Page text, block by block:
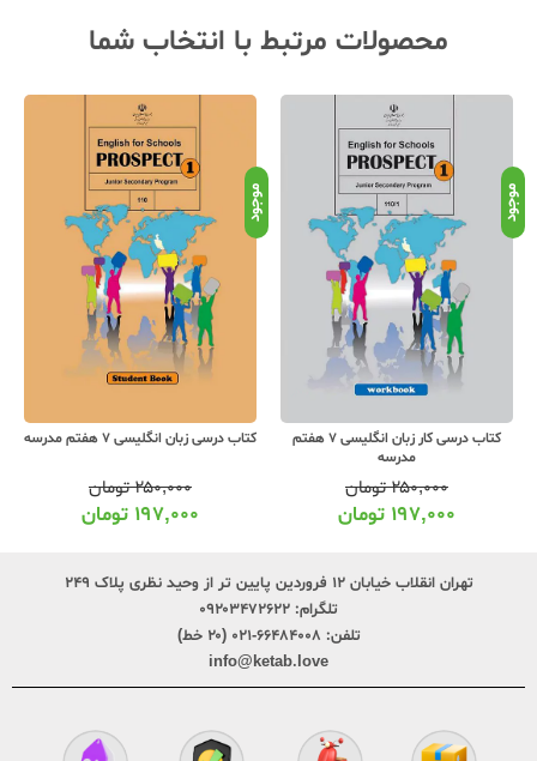
محصولات مرتبط با انتخاب شما
موجود
کتاب درسی کار زبان انگلیسی 7 هفتم
مدرسه
۲۵۰,۰۰۰تومان
۱۹۷,۰۰۰ تومان
موجود
کتاب درسی زبان انگلیسی 7 هفتم مدرسه
۲۵۰,۰۰۰تومان
۱۹۷,۰۰۰ تومان
تهران انقلاب خیابان ۱۲ فروردین پایین تر از وحید نظری پلاک ۲۴۹
تلگرام: ۰۹۲۰۳۴۷۲۶۲۲
تلفن: ۶۶۴۸۴۰۰۸-۰۲۱ (۲۰ خط)
info@ketab.love